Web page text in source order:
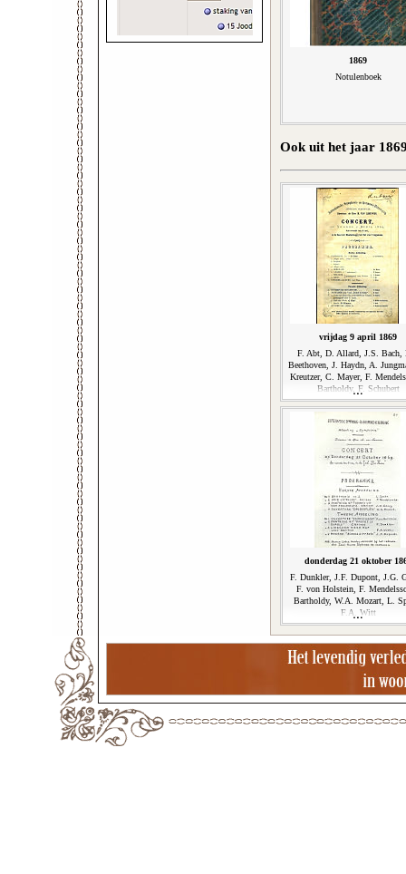
1869
Notulenboek
Ook uit het jaar
vrijdag 9 april 1869
F. Abt, D. Allard, J.S. Bach,
Beethoven, J. Haydn, A.
Kreutzer, C. Mayer, F.
Bartholdy, F. Schubert
donderdag 21 oktober
F. Dunkler, J.F. Dupont, J.G.
F. von Holstein, F.
Bartholdy, W.A. Mozart, L.
F.A. Witt